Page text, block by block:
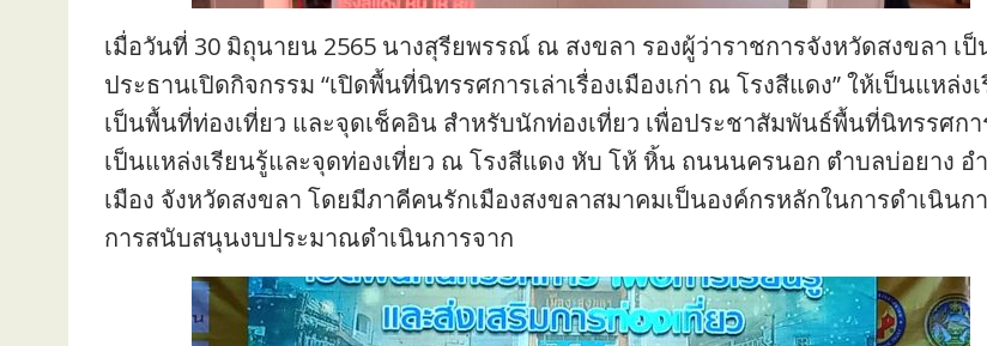
เมื่อวันที่ 30 มิถุนายน 2565 นางสุรียพรรณ์ ณ สงขลา รองผู้ว่าราชการจังหวัดสงขลา เป็
ประธานเปิดกิจกรรม “เปิดพื้นที่นิทรรศการเล่าเรื่องเมืองเก่า ณ โรงสีแดง” ให้เป็นแหล่ง
เป็นพื้นที่ท่องเที่ยว และจุดเช็คอิน สำหรับนักท่องเที่ยว เพื่อประชาสัมพันธ์พื้นที่นิทรรศกา
เป็นแหล่งเรียนรู้และจุดท่องเที่ยว ณ โรงสีแดง หับ โห้ หิ้น ถนนนครนอก ตำบลบ่อยาง อ
เมือง จังหวัดสงขลา โดยมีภาคีคนรักเมืองสงขลาสมาคมเป็นองค์กรหลักในการดำเนินก
การสนับสนุนงบประมาณดำเนินการจาก